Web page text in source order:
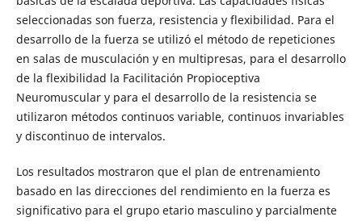
seleccionadas son fuerza, resistencia y flexibilidad. Para el
desarrollo de la fuerza se utilizó el método de repeticiones
en salas de musculación y en multipresas, para el desarrollo
de la flexibilidad la Facilitación Propioceptiva
Neuromuscular y para el desarrollo de la resistencia se
utilizaron métodos continuos variable, continuos invariables
y discontinuo de intervalos.
Los resultados mostraron que el plan de entrenamiento
basado en las direcciones del rendimiento en la fuerza es
significativo para el grupo etario masculino y parcialmente